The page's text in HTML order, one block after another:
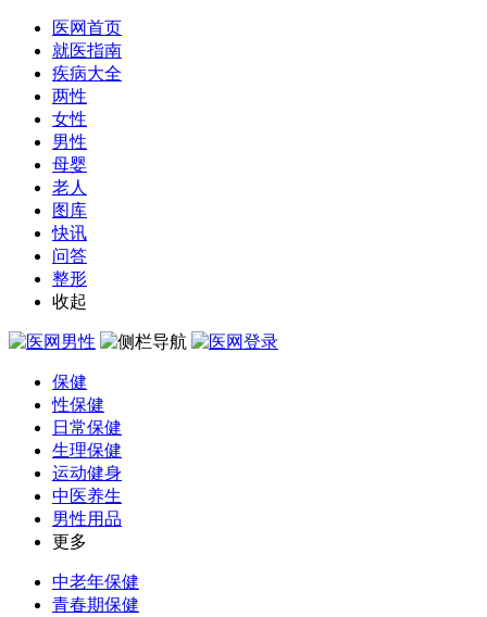
医网首页
就医指南
疾病大全
两性
女性
男性
母婴
老人
图库
快讯
问答
整形
收起
保健
性保健
日常保健
生理保健
运动健身
中医养生
男性用品
更多
中老年保健
青春期保健